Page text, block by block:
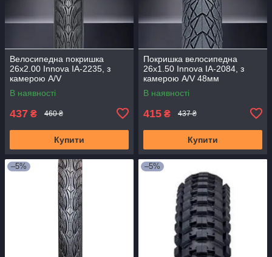
Велосипедна покришка
26x2.00 Innova IA-2235, з
камерою A/V
В наявності
437 ₴ 460 ₴
Купити
Покришка велосипедна
26x1.50 Innova IA-2084, з
камерою A/V 48мм
В наявності
415 ₴ 437 ₴
Купити
–5% –5%